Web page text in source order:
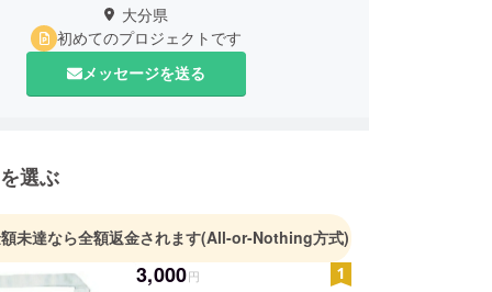
大分県
初めてのプロジェクトです
メッセージを送る
選ぶ
未達なら全額返金されます(All-or-Nothing方式)
3,000円